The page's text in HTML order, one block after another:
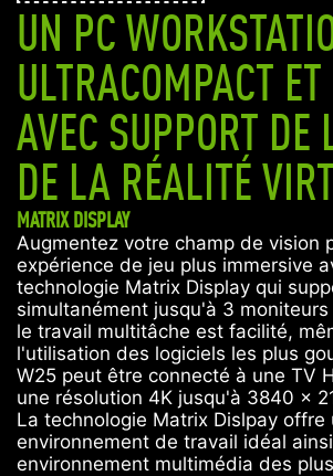
UN PC
ULTRACOMPACT
AVEC SUPPORT DE
DE LA RÉALITÉ
MATRIX DISPLAY
Augmentez votre champ de vision
expérience de jeu plus immersive
technologie Matrix Display qui
simultanément jusqu'à 3
le travail multitâche est facilité,
l'utilisation des logiciels les plus
W25 peut être connecté à une TV
une résolution 4K jusqu'à 3840 x
La technologie Matrix Dislpay offre
environnement de travail idéal
environnement multimédia des